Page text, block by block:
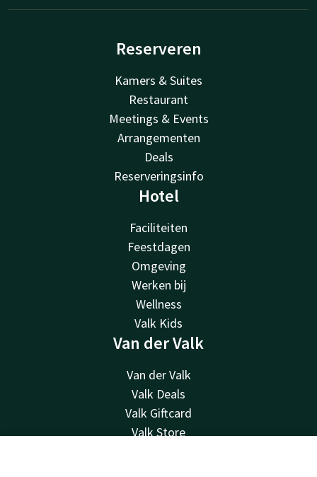
Reserveren
Kamers & Suites
Restaurant
Meetings & Events
Arrangementen
Deals
Reserveringsinfo
Hotel
Faciliteiten
Feestdagen
Omgeving
Werken bij
Wellness
Valk Kids
Van der Valk
Van der Valk
Valk Deals
Valk Giftcard
Valk Store